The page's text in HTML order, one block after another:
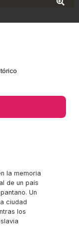
la memoria
de un país
Un
ciudad
los